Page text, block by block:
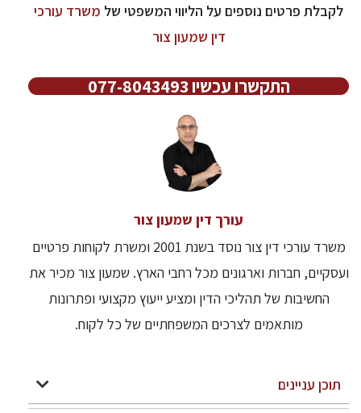
לקבלת פרטים נוספים על הליווי המשפטי של משרד עורכי
דין שמעון צור
התקשרו עכשיו 077-8043493
עורך דין שמעון צור
משרד עורכי דין צור נוסד בשנת 2001 ומשרת לקוחות פרטיים
ועסקיים, חברות וארגונים מכל רחבי הארץ. שמעון צור מכיר את
החשיבות של תהליכי הדין ומציע ייעוץ מקצועי ופתרונות
מותאמים לצרכים המשפחתיים של כל לקוח.
תוכן עניינים